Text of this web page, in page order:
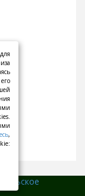
,